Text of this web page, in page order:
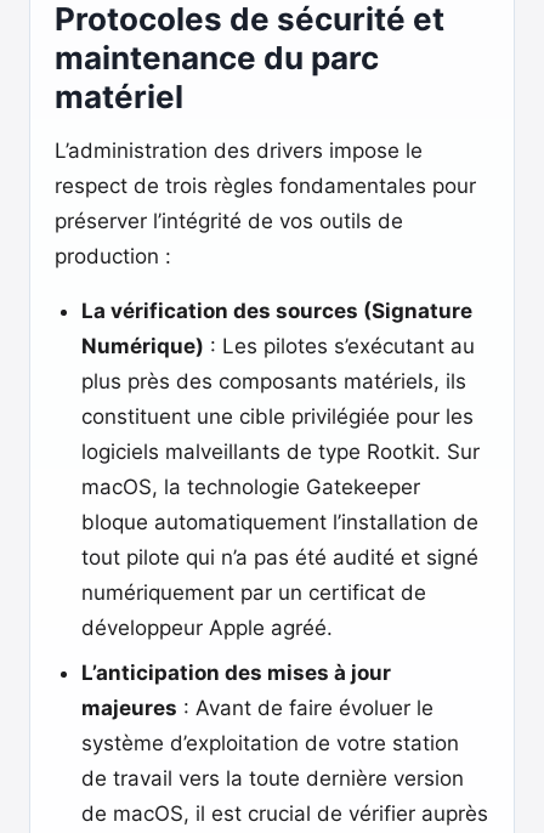
Protocoles de sécurité et
maintenance du parc
matériel
L’administration des drivers impose le
respect de trois règles fondamentales pour
préserver l’intégrité de vos outils de
production :
La vérification des sources (Signature
Numérique) : Les pilotes s’exécutant au
plus près des composants matériels, ils
constituent une cible privilégiée pour les
logiciels malveillants de type Rootkit. Sur
macOS, la technologie Gatekeeper
bloque automatiquement l’installation de
tout pilote qui n’a pas été audité et signé
numériquement par un certificat de
développeur Apple agréé.
L’anticipation des mises à jour
majeures : Avant de faire évoluer le
système d’exploitation de votre station
de travail vers la toute dernière version
de macOS, il est crucial de vérifier auprès